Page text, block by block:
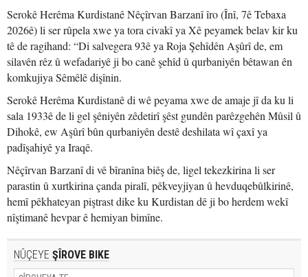
Serokê Herêma Kurdistanê Nêçîrvan Barzanî îro (Înî, 7ê Tebaxa
2026ê) li ser rûpela xwe ya tora civakî ya Xê peyamek belav kir ku
tê de ragihand: “Di salvegera 93ê ya Roja Şehîdên Aşûrî de, em
silavên rêz û wefadariyê ji bo canê şehîd û qurbaniyên bêtawan ên
komkujiya Sêmêlê dişînin.
Serokê Herêma Kurdistanê di wê peyama xwe de amaje jî da ku li
sala 1933ê de li gel şêniyên zêdetirî şêst gundên parêzgehên Mûsil û
Dihokê, ew Aşûrî bûn qurbaniyên destê deshilata wî çaxî ya
padîşahiyê ya Iraqê.
Nêçîrvan Barzanî di vê bîranîna biêş de, ligel tekezkirina li ser
parastin û xurtkirina çanda piralî, pêkveyjiyan û hevduqebûlkirinê,
hemî pêkhateyan piştrast dike ku Kurdistan dê ji bo herdem wekî
nîştimanê hevpar ê hemiyan bimîne.
NÛÇEYE ŞÎROVE BIKE